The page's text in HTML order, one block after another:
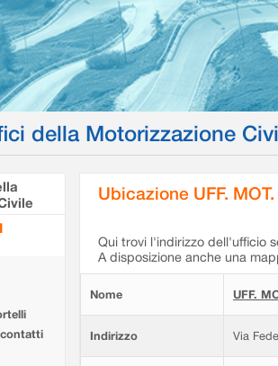
della Motorizzazione
Ubicazione UFF.
Qui trovi l'indirizzo dell'ufficio
A disposizione anche una
Nome UFF.
Indirizzo Via